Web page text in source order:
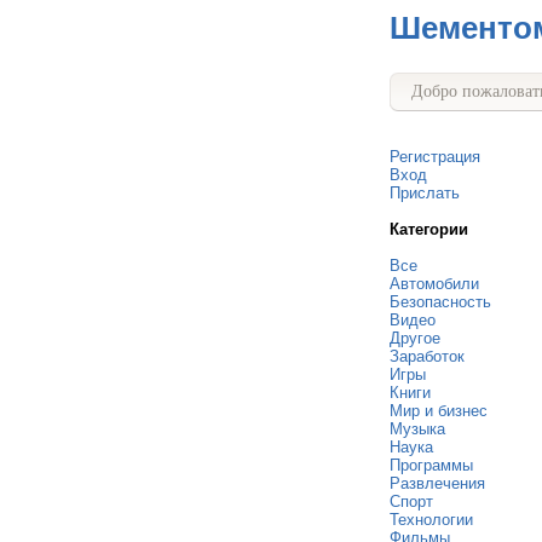
Добро
Регистрация
Вход
Прислать
Категории
Все
Автомобили
Безопасность
Видео
Другое
Заработок
Игры
Книги
Мир и бизнес
Музыка
Наука
Программы
Развлечения
Спорт
Технологии
Фильмы